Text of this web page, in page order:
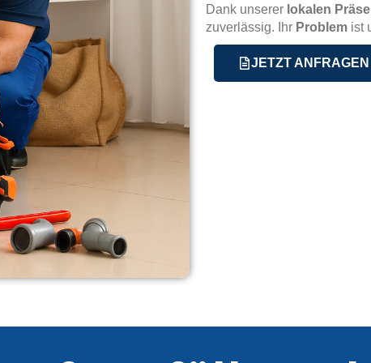
Dank unserer lokalen
zuverlässig. Ihr Problem ist
JETZT ANFRAGEN